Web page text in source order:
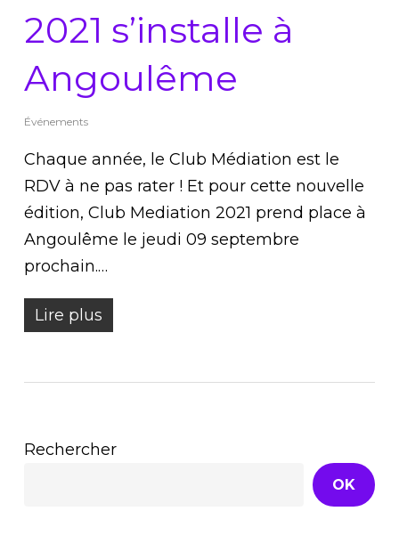
2021 s’installe à
Angoulême
Événements
Chaque année, le Club Médiation est le
RDV à ne pas rater ! Et pour cette nouvelle
édition, Club Mediation 2021 prend place à
Angoulême le jeudi 09 septembre
prochain.…
Lire plus
Rechercher
OK